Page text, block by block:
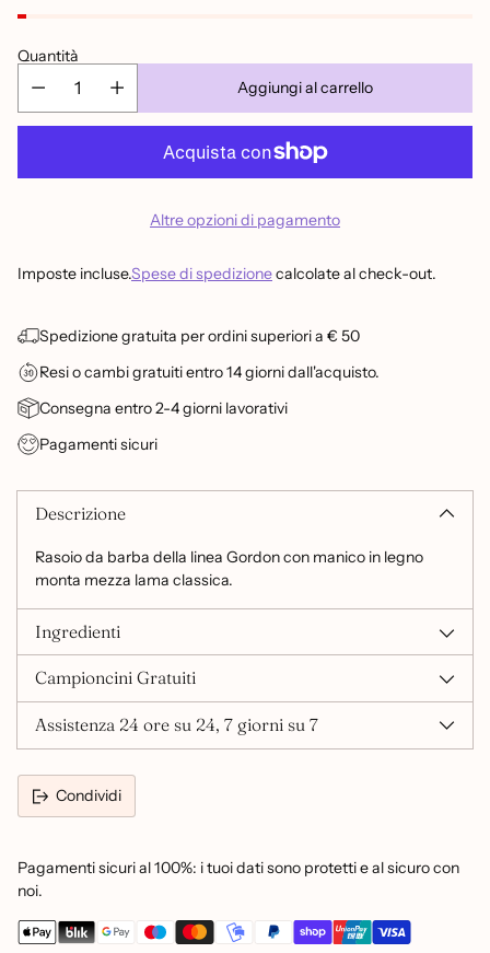
Quantità
Aggiungi al carrello
Altre opzioni di pagamento
Imposte incluse.Spese di spedizionecalcolate al check-out.
Spedizione gratuita per ordini superiori a € 50
Resi o cambi gratuiti entro 14 giorni dall'acquisto.
Consegna entro 2-4 giorni lavorativi
Pagamenti sicuri
Descrizione
Rasoio da barba della linea Gordon con manico in legno
monta mezza lama classica.
Ingredienti
Campioncini Gratuiti
Assistenza 24 ore su 24, 7 giorni su 7
Condividi
Pagamenti sicuri al 100%: i tuoi dati sono protetti e al sicuro con
noi.